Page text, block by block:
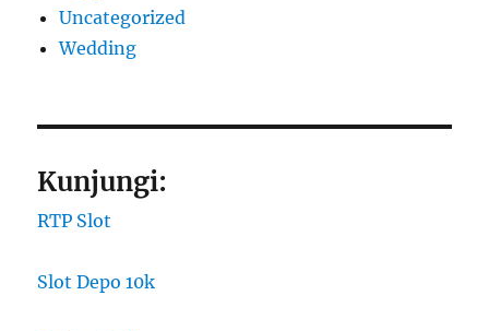
Uncategorized
Wedding
Kunjungi:
RTP Slot
Slot Depo 10k